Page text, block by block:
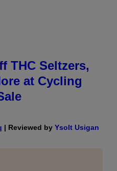
THC Seltzers,
at Cycling
| Reviewed by Ysolt Usigan